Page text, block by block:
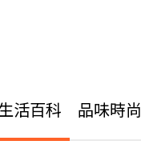
活百科 品味時尚